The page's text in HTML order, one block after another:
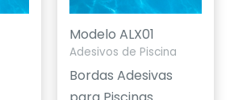
Modelo ALX01
Adesivos de Piscina
Bordas Adesivas